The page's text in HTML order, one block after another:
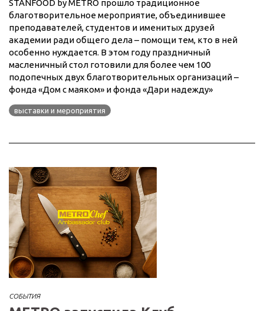
STANFOOD by METRO прошло традиционное
благотворительное мероприятие, объединившее
преподавателей, студентов и именитых друзей
академии ради общего дела – помощи тем, кто в ней
особенно нуждается. В этом году праздничный
масленичный стол готовили для более чем 100
подопечных двух благотворительных организаций –
фонда «Дом с маяком» и фонда «Дари надежду»
выставки и мероприятия
СОБЫТИЯ